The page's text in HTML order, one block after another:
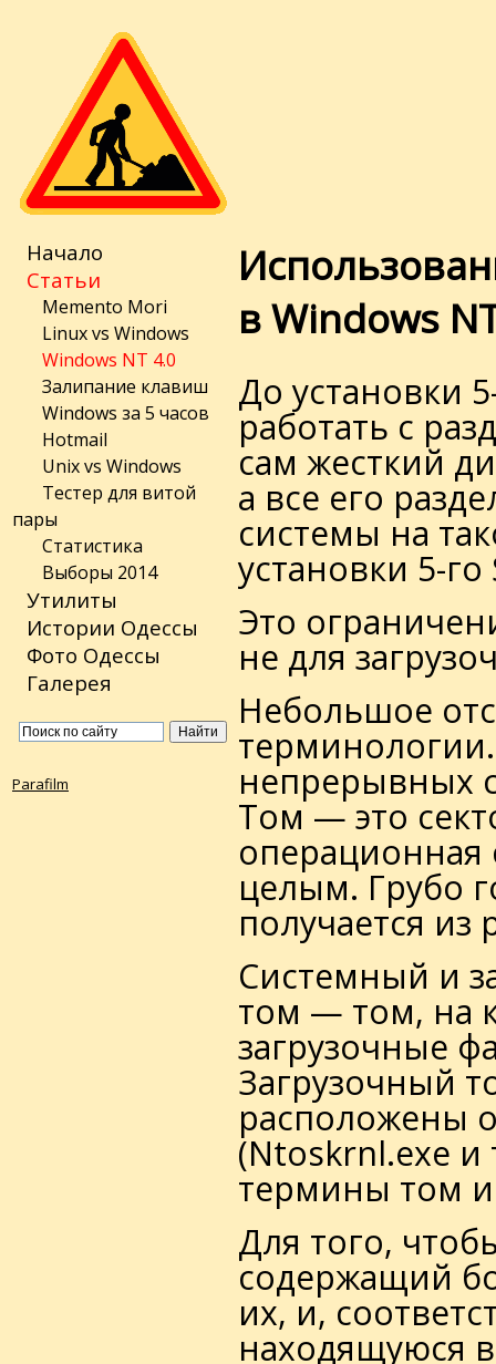
Начало
Статьи
Memento Mori
Linux vs Windows
Windows NT 4.0
Залипание клавиш
Windows за 5 часов
Hotmail
Unix vs Windows
Тестер для витой
пары
Статистика
Выборы 2014
Утилиты
Истории Одессы
Фото Одессы
Галерея
Parafilm
в Windows
До установки
работать с
сам жесткий
а все его
системы на
установки 5-
Это
не для
Небольшое
непрерывных
Том — это
операционная
целым. Грубо
получается
Системный и
том — том, на
загрузочные
Загрузочный
расположены
(Ntoskrnl.exe и
термины том и
Для того,
содержащий
их, и,
находящуюся